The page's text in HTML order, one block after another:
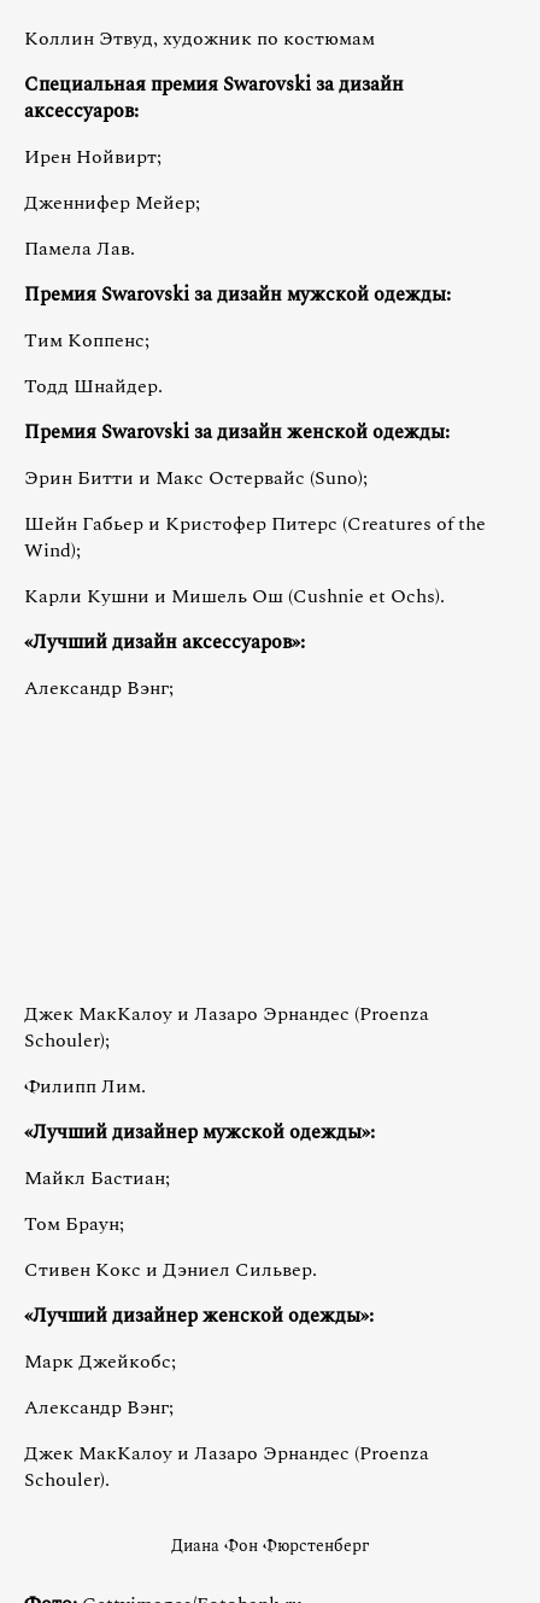
Коллин Этвуд, художник по костюмам
Специальная премия Swarovskiза дизайн
аксессуаров:
Ирен Нойвирт;
Дженнифер Мейер;
Памела Лав.
Премия Swarovskiза дизайн мужской одежды:
Тим Коппенс;
Тодд Шнайдер.
Премия Swarovski за дизайн женской одежды:
Эрин Битти и Макс Остервайс (Suno);
Шейн Габьер и Кристофер Питерс (Creatures of the
Wind);
Карли Кушни и Мишель Ош (Cushnie et Ochs).
«Лучший дизайн аксессуаров»:
Александр Вэнг;
Джек МакКалоу и Лазаро Эрнандес (Proenza
Schouler);
Филипп Лим.
«Лучший дизайнер мужской одежды»:
Майкл Бастиан;
Том Браун;
Стивен Кокс и Дэниел Сильвер.
«Лучший дизайнер женской одежды»:
Марк Джейкобс;
Александр Вэнг;
Джек МакКалоу и Лазаро Эрнандес (Proenza
Schouler).
Диана Фон Фюрстенберг